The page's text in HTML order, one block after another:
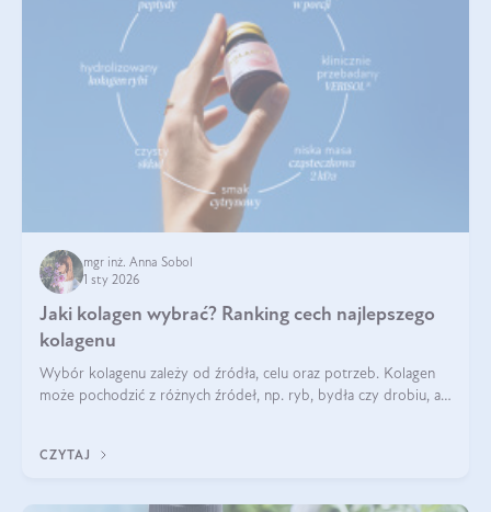
mgr inż. Anna Sobol
1 sty 2026
Jaki kolagen wybrać? Ranking cech najlepszego
kolagenu
Wybór kolagenu zależy od źródła, celu oraz potrzeb. Kolagen
może pochodzić z różnych źródeł, np. ryb, bydła czy drobiu, a
bydlęcy.
CZYTAJ